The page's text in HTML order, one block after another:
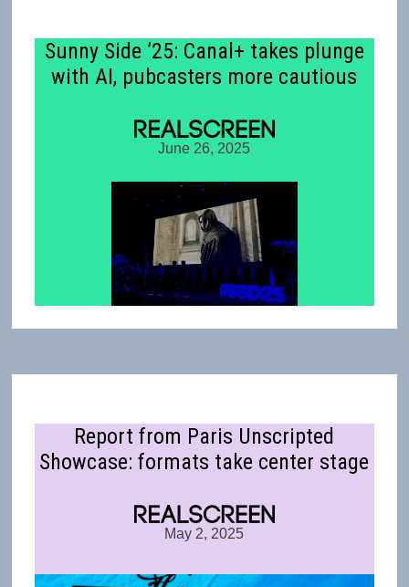
Sunny Side ’25: Canal+ takes plunge
with AI, pubcasters more cautious
June 26, 2025
Report from Paris Unscripted
Showcase: formats take center stage
May 2, 2025